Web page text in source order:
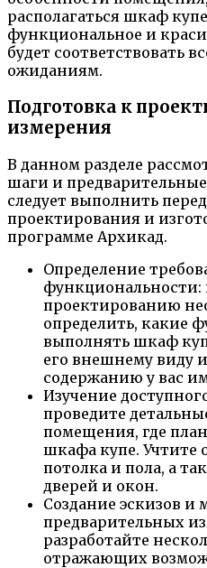
располагаться шкаф
функциональное и
будет соответствовать
ожиданиям.
Подготовка к
измерения
В данном разделе
шаги и
следует выполнить
проектирования и
программе Архикад.
Определение
функциональности:
проектированию
определить, какие
выполнять шкаф
его внешнему виду
содержанию у вас
Изучение
проведите
помещения, где
шкафа купе. Учтите
потолка и пола, а
дверей и окон.
Создание эскизов и
предварительных
разработайте
отражающих